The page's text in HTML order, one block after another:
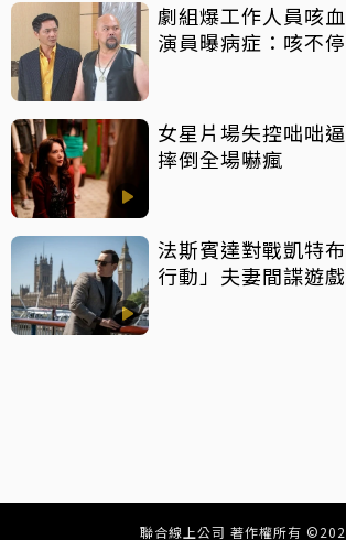
劇組爆工作人員咳
演員曝病症：咳不停
女星片場失控咄咄
摔倒全場嚇瘋
法斯賓達對戰凱特
行動」夫妻間諜遊戲
聯合線上公司 著作權所有